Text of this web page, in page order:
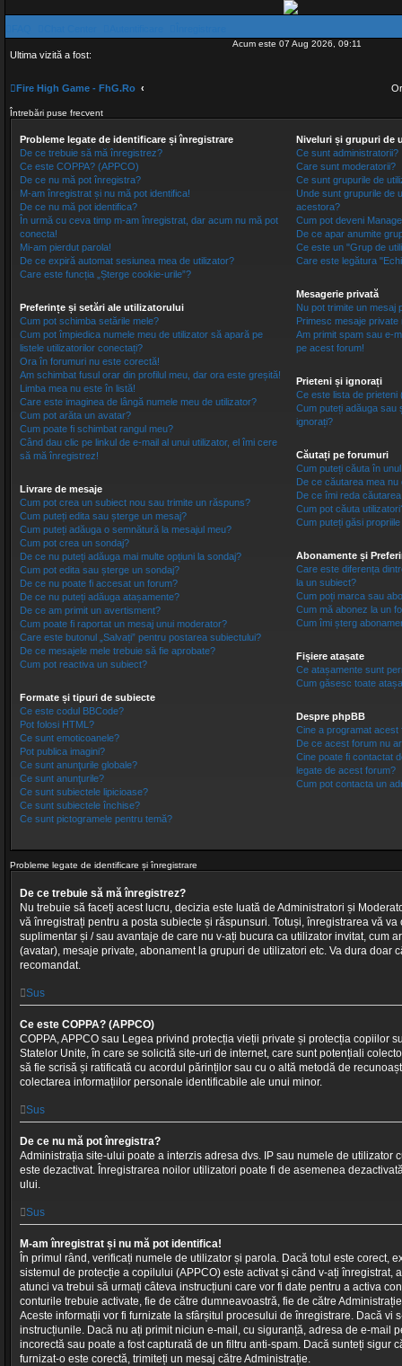
Acum este 07 Aug 2026, 09:11
Ultima vizită a fost:
Fire High Game - FhG.Ro
Întrebări puse frecvent
Probleme legate de identificare și înregistrare
De ce trebuie să mă înregistrez?
Ce este COPPA? (APPCO)
De ce nu mă pot înregistra?
M-am înregistrat și nu mă pot identifica!
De ce nu mă pot identifica?
În urmă cu ceva timp m-am înregistrat, dar acum nu mă pot
conecta!
Mi-am pierdut parola!
De ce expiră automat sesiunea mea de utilizator?
Care este funcția „Șterge cookie-urile”?
Preferințe și setări ale utilizatorului
Cum pot schimba setările mele?
Cum pot împiedica numele meu de utilizator să apară pe
listele utilizatorilor conectați?
Ora în forumuri nu este corectă!
Am schimbat fusul orar din profilul meu, dar ora este greșită!
Limba mea nu este în listă!
Care este imaginea de lângă numele meu de utilizator?
Cum pot arăta un avatar?
Cum poate fi schimbat rangul meu?
Când dau clic pe linkul de e-mail al unui utilizator, el îmi cere
să mă înregistrez!
Livrare de mesaje
Cum pot crea un subiect nou sau trimite un răspuns?
Cum puteți edita sau șterge un mesaj?
Cum puteți adăuga o semnătură la mesajul meu?
Cum pot crea un sondaj?
De ce nu puteți adăuga mai multe opțiuni la sondaj?
Cum pot edita sau șterge un sondaj?
De ce nu poate fi accesat un forum?
De ce nu puteți adăuga atașamente?
De ce am primit un avertisment?
Cum poate fi raportat un mesaj unui moderator?
Care este butonul „Salvați” pentru postarea subiectului?
De ce mesajele mele trebuie să fie aprobate?
Cum pot reactiva un subiect?
Formate și tipuri de subiecte
Ce este codul BBCode?
Pot folosi HTML?
Ce sunt emoticoanele?
Pot publica imagini?
Ce sunt anunţurile globale?
Ce sunt anunţurile?
Ce sunt subiectele lipicioase?
Ce sunt subiectele închise?
Ce sunt pictogramele pentru temă?
Niveluri și grupuri de
Ce sunt administratorii?
Care sunt moderatorii?
Ce sunt grupurile de
Unde sunt grupurile de
acestora?
Cum pot deveni
De ce apar anumite
Ce este un "Grup de
Care este legătura
Mesagerie privată
Nu pot trimite un mesaj
Primesc mesaje private
Am primit spam sau e-
pe acest forum!
Prieteni și ignorați
Ce este lista de prieteni
Cum puteți adăuga sau
ignorați?
Căutați pe forumuri
Cum puteți căuta în
De ce căutarea mea nu
De ce îmi reda
Cum pot căuta
Cum puteți găsi
Abonamente și
Care este diferența
la un subiect?
Cum poți marca sau
Cum mă abonez la un
Cum îmi șterg
Fișiere atașate
Ce atașamente sunt
Cum găsesc toate
Despre phpBB
Cine a programat acest
De ce acest forum nu
Cine poate fi contactat
legate de acest forum?
Cum pot contacta un
Probleme legate de identificare și înregistrare
De ce trebuie să mă înregistrez?
Nu trebuie să faceți acest lucru, decizia este luată de Administratori și
vă înregistrați pentru a posta subiecte și răspunsuri. Totuși, înregistrarea vă va
suplimentar și / sau avantaje de care nu v-ați bucura ca utilizator invitat, cum
(avatar), mesaje private, abonament la grupuri de utilizatori etc. Va dura doar
recomandat.
Sus
Ce este COPPA? (APPCO)
COPPA, APPCO sau Legea privind protecția vieții private și protecția copiilor
Statelor Unite, în care se solicită site-uri de internet, care sunt potențiali
să fie scrisă și ratificată cu acordul părinților sau cu o altă metodă de
colectarea informațiilor personale identificabile ale unui minor.
Sus
De ce nu mă pot înregistra?
Administrația site-ului poate a interzis adresa dvs. IP sau numele de utilizator
este dezactivat. Înregistrarea noilor utilizatori poate fi de asemenea
ului.
Sus
M-am înregistrat și nu mă pot identifica!
În primul rând, verificați numele de utilizator și parola. Dacă totul este corect,
sistemul de protecție a copilului (APPCO) este activat și când v-ați înregistrat,
atunci va trebui să urmați câteva instrucțiuni care vor fi date pentru a activa
conturile trebuie activate, fie de către dumneavoastră, fie de către
Aceste informații vor fi furnizate la sfârșitul procesului de înregistrare. Dacă vi
instrucțiunile. Dacă nu ați primit niciun e-mail, cu siguranță, adresa de e-mail
incorectă sau poate a fost capturată de un filtru anti-spam. Dacă sunteți sigur
furnizat-o este corectă, trimiteți un mesaj către Administrație.